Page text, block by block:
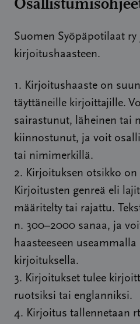
Suomen Syöpäpotilaat ry
kirjoitushaasteen.
1. Kirjoitushaaste on
täyttäneille kirjoittajille.
sairastunut, läheinen tai
kiinnostunut, ja voit
tai nimimerkillä.
2. Kirjoituksen otsikko
Kirjoitusten genreä eli
määritelty tai rajattu.
n. 300–2000 sanaa, ja
haasteeseen
kirjoituksella.
3. Kirjoitukset tulee
ruotsiksi tai englanniksi.
4. Kirjoitus tallennetaan